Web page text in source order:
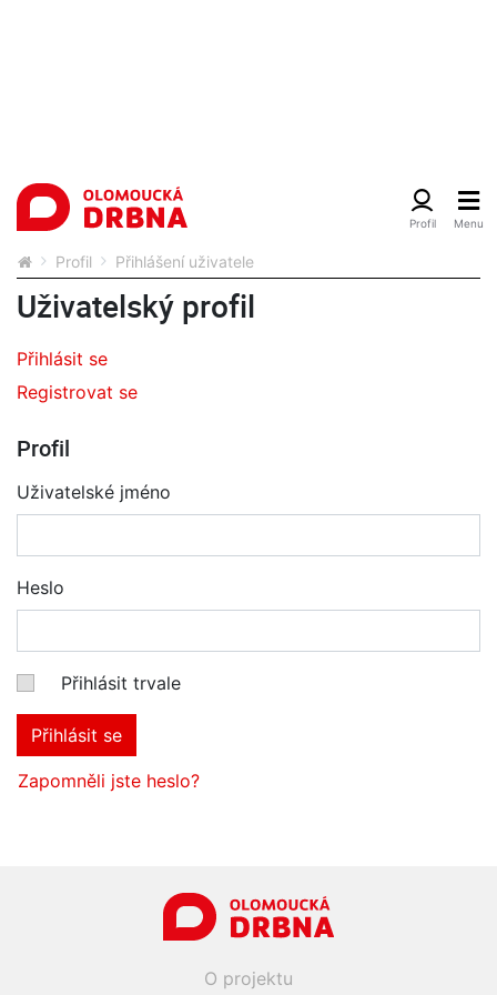
Profil Přihlášení uživatele
Uživatelský profil
Přihlásit se
Registrovat se
Profil
Uživatelské jméno
Heslo
Přihlásit trvale
Přihlásit se
Zapomněli jste heslo?
O projektu